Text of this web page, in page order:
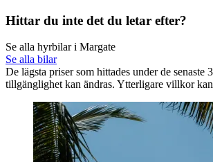
Hittar du inte det du letar efter?
Se alla hyrbilar i Margate
Se alla bilar
De lägsta priser som hittades under de senaste
tillgänglighet kan ändras. Ytterligare villkor